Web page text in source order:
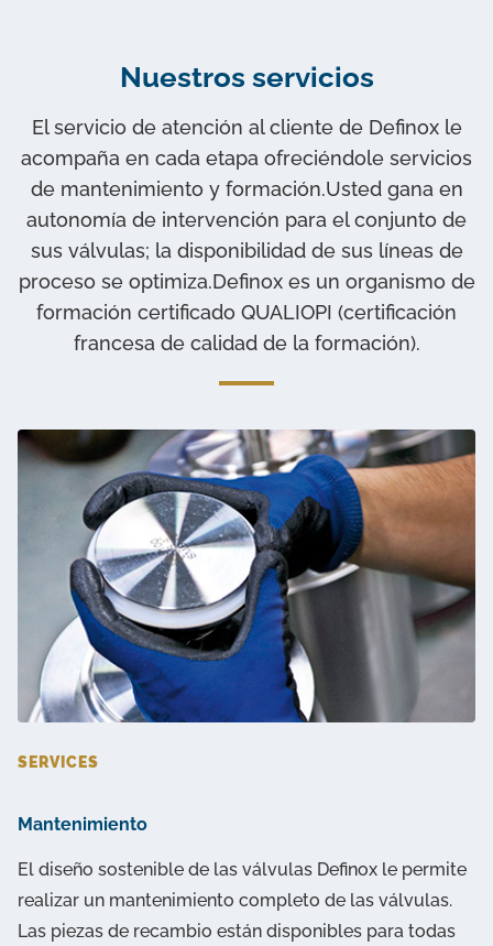
Asociar a la válvula y añadir a la cesta
Añadir sin comentarios
Nuestros servicios
El servicio de atención al cliente de Definox le
acompaña en cada etapa ofreciéndole servicios
de mantenimiento y formación.Usted gana en
autonomía de intervención para el conjunto de
sus válvulas; la disponibilidad de sus líneas de
proceso se optimiza.Definox es un organismo de
formación certificado QUALIOPI (certificación
francesa de calidad de la formación).
SERVICES
Mantenimiento
El diseño sostenible de las válvulas Definox le permite
realizar un mantenimiento completo de las válvulas.
Las piezas de recambio están disponibles para todas